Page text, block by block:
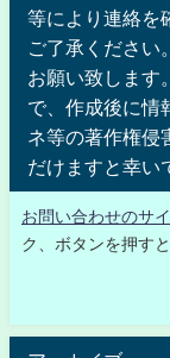
等により連絡を
ご了承ください
お願い致します
で、作成後に情
ネ等の著作権侵
だけますと幸い
お問い合わせのサ
ク、ボタンを押す